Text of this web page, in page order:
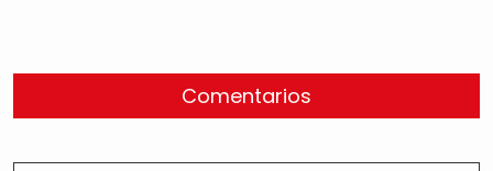
Comentarios